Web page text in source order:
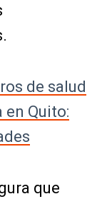
de salud
en Quito:
que